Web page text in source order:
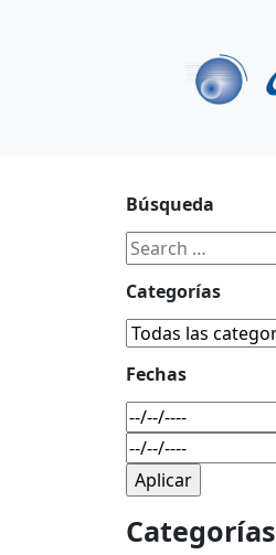
Búsqueda
Categorías
Fechas
Categorías